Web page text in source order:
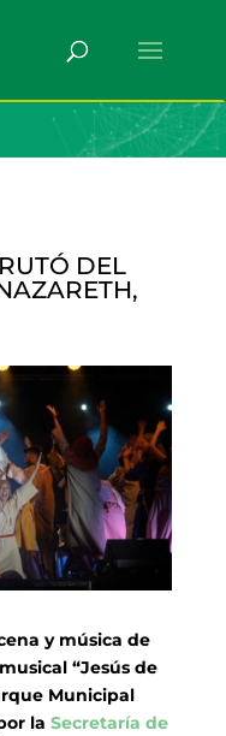
DEL
y música de
“Jesús de
Municipal
la Secretaría de